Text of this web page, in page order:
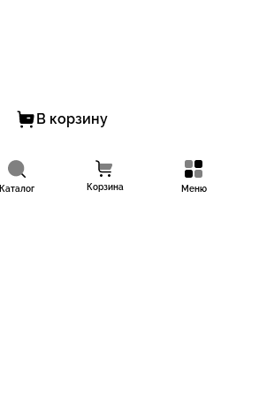
В корзину
Каталог Корзина Меню